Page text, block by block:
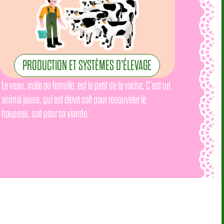
PRODUCTION ET SYSTÈMES D'ÉLEVAGE
Le veau, mâle ou femelle, est le petit de la vache. C’est un
animal jeune, qui est élevé soit pour renouveler le
troupeau, soit pour sa viande.